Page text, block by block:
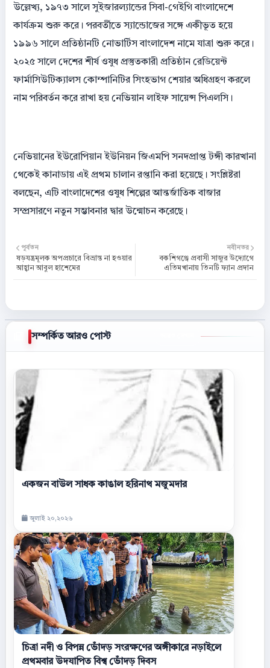
উল্লেখ্য, ১৯৭৩ সালে সুইজারল্যান্ডের সিবা-গেইগি বাংলাদেশে
কার্যক্রম শুরু করে। পরবর্তীতে স্যান্ডোজের সঙ্গে একীভূত হয়ে
১৯৯৬ সালে প্রতিষ্ঠানটি নোভার্টিস বাংলাদেশ নামে যাত্রা শুরু করে।
২০২৫ সালে দেশের শীর্ষ ওষুধ প্রস্তুতকারী প্রতিষ্ঠান রেডিয়েন্ট
ফার্মাসিউটিক্যালস কোম্পানিটির সিংহভাগ শেয়ার অধিগ্রহণ করলে
নাম পরিবর্তন করে রাখা হয় নেভিয়ান লাইফ সায়েন্স পিএলসি।
নেভিয়ানের ইউরোপিয়ান ইউনিয়ন জিএমপি সনদপ্রাপ্ত টঙ্গী কারখানা
থেকেই কানাডায় এই প্রথম চালান রপ্তানি করা হয়েছে। সংশ্লিষ্টরা
বলছেন, এটি বাংলাদেশের ওষুধ শিল্পের আন্তর্জাতিক বাজার
সম্প্রসারণে নতুন সম্ভাবনার দ্বার উন্মোচন করেছে।
নবীনতর
বকশিগঞ্জে প্রবাসী সাজুর উদ্যোগে
এতিমখানায় তিনটি ফ্যান প্রদান
পূর্বতন
ষড়যন্ত্রমূলক অপপ্রচারে বিভ্রান্ত না হওয়ার
আহ্বান আবুল হাশেমের
সম্পর্কিত আরও পোস্ট
একজন বাউল সাধক কাঙাল হরিনাথ মজুমদার
জুলাই ২০,২০২৬
চিত্রা নদী ও বিপন্ন ভোঁদড় সংরক্ষণের অঙ্গীকারে নড়াইলে
প্রথমবার উদযাপিত বিশ্ব ভোঁদড় দিবস